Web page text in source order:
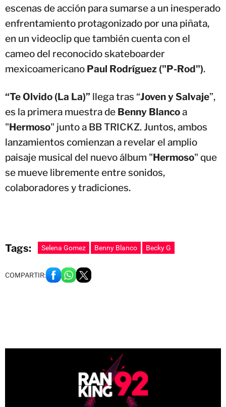
escenas de acción para sumarse a un inesperado
enfrentamiento protagonizado por una piñata,
en un videoclip que también cuenta con el
cameo del reconocido skateboarder
mexicoamericano Paul Rodríguez ("P-Rod").
“Te Olvido (La La)” llega tras “Joven y Salvaje”,
es la primera muestra de Benny Blancoa
"Hermoso" junto a BB TRICKZ. Juntos, ambos
lanzamientos comienzan a revelar el amplio
paisaje musical del nuevo álbum "Hermoso" que
se mueve libremente entre sonidos,
colaboradores y tradiciones.
Tags: Selena Gomez Benny Blanco Becky G
COMPARTIR: